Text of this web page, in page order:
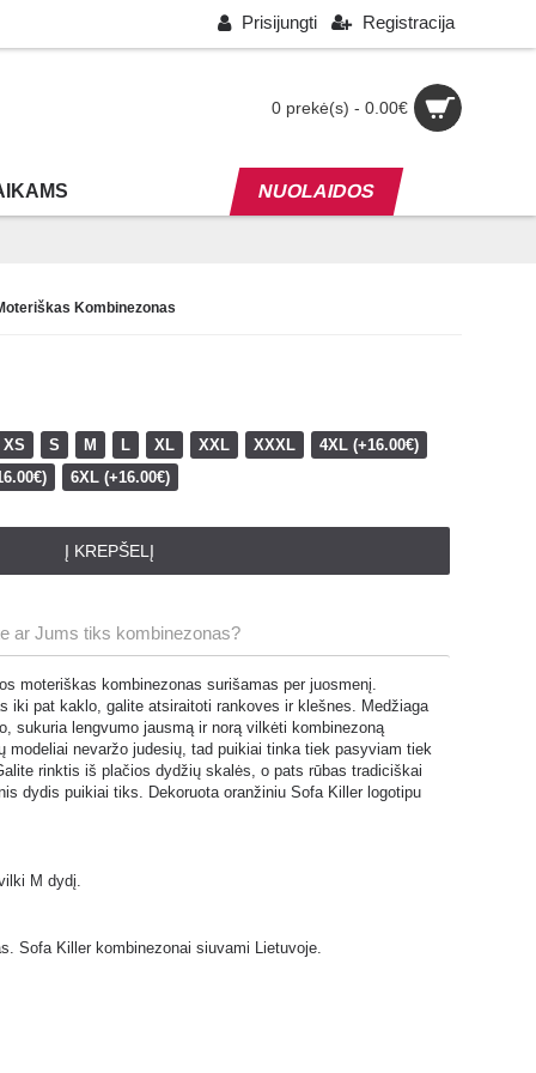
Prisijungti Registracija
0 prekė(s) - 0.00€
NUOLAIDOS
Kombinezonas
XS S M L XL XXL XXXL
4XL (+16.00€)
6XL (+16.00€)
Į KREPŠELĮ
ar Jums tiks kombinezonas?
moteriškas kombinezonas surišamas per juosmenį.
iki pat kaklo, galite atsiraitoti rankoves ir klešnes. Medžiaga
sukuria lengvumo jausmą ir norą vilkėti kombinezoną
modeliai nevaržo judesių, tad puikiai tinka tiek pasyviam tiek
rinktis iš plačios dydžių skalės, o pats rūbas tradiciškai
dydis puikiai tiks. Dekoruota oranžiniu Sofa Killer logotipu
M dydį.
Sofa Killer kombinezonai siuvami Lietuvoje.